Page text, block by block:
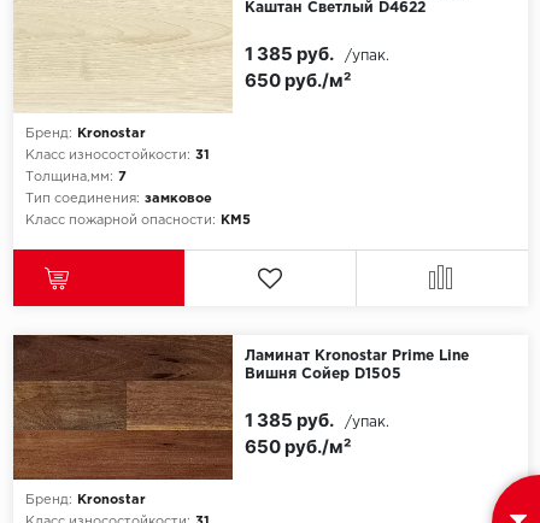
Каштан Светлый D4622
Бренд:
Kronostar
Класс износостойкости: 31
Толщина,мм: 7
Тип соединения: замковое
Класс пожарной опасности:
КМ5
650 руб./м²
1 385 руб. /упак.
Ламинат Kronostar Prime Line
Вишня Сойер D1505
Бренд:
Kronostar
650 руб./м²
1 385 руб. /упак.